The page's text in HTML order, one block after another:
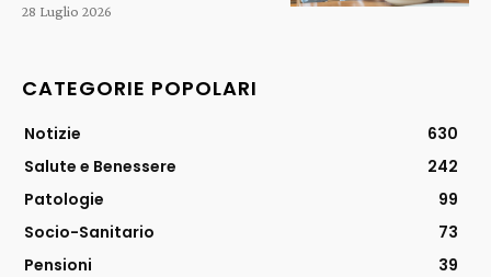
28 Luglio 2026
CATEGORIE POPOLARI
Notizie
630
Salute e Benessere
242
Patologie
99
Socio-Sanitario
73
Pensioni
39